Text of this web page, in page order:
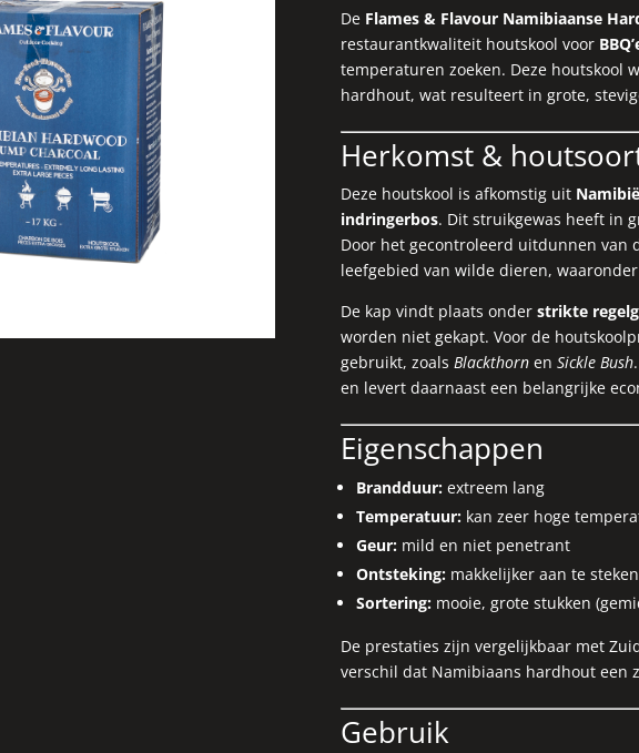
De Flames & Flavour Namibiaanse
restaurantkwaliteit houtskool voor
temperaturen zoeken. Deze houtskool
hardhout, wat resulteert in grote,
Herkomst &
Deze houtskool is afkomstig uit Namibië
indringerbos. Dit struikgewas heeft in
Door het gecontroleerd uitdunnen van
leefgebied van wilde dieren,
De kap vindt plaats onderstrikte
worden niet gekapt. Voor de
gebruikt, zoals Blackthorn enSickle Bush
en levert daarnaast een belangrijke
Eigenschappen
Brandduur: extreem lang
Temperatuur: kan zeer hoge
Geur: mild en niet penetrant
Ontsteking: makkelijker aan te
Sortering: mooie, grote stukken
De prestaties zijn vergelijkbaar met
verschil dat Namibiaans hardhout een
Gebruik